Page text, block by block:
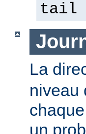
tail
La
niveau
un